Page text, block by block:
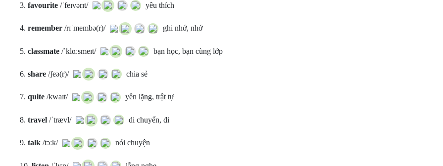
3.favourite /ˈfeɪvərɪt/ yêu thích
4.remember/rɪˈmembə(r)/ ghi nhớ, nhớ
5.classmate /ˈklɑːsmeɪt/ bạn học, bạn cùng lớp
6.share /ʃeə(r)/ chia sẻ
7.quite /kwaɪt/ yên lặng, trật tự
8.travel /ˈtrævl/ di chuyển, đi
9.talk /tɔːk/ nói chuyện